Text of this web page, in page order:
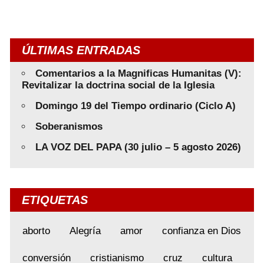
ÚLTIMAS ENTRADAS
Comentarios a la Magnificas Humanitas (V):
Revitalizar la doctrina social de la Iglesia
Domingo 19 del Tiempo ordinario (Ciclo A)
Soberanismos
LA VOZ DEL PAPA (30 julio – 5 agosto 2026)
ETIQUETAS
aborto Alegría amor confianza en Dios
conversión cristianismo cruz cultura